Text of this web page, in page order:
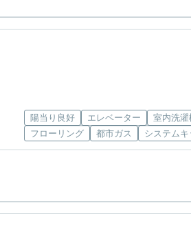
陽当り良好 エレベーター
室内洗濯
フローリング
都市ガス システムキ